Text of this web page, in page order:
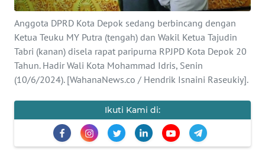
Anggota DPRD Kota Depok sedang berbincang dengan
Ketua Teuku MY Putra (tengah) dan Wakil Ketua Tajudin
Tabri (kanan) disela rapat paripurna RPJPD Kota Depok 20
Tahun. Hadir Wali Kota Mohammad Idris, Senin
(10/6/2024). [WahanaNews.co / Hendrik Isnaini Raseukiy].
Ikuti Kami di:
INFO
IKLAN
TENTANG
KAMI
MEDIA